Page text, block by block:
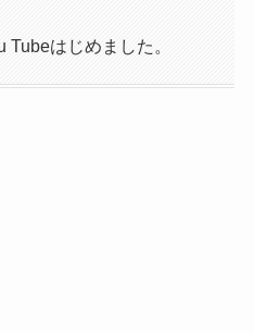
Tubeはじめました。